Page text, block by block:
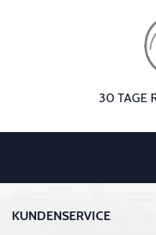
30 TAGE
KUNDENSERVICE